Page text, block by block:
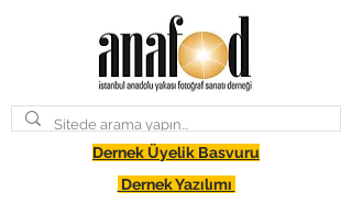
Dernek Üyelik Basvuru
Dernek Yazılımı